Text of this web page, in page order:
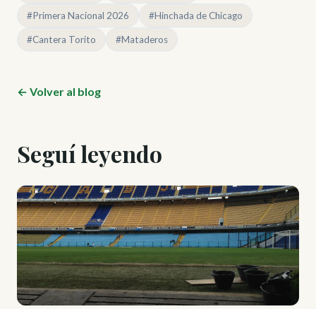
#Primera Nacional 2026 #Hinchada de Chicago
#Cantera Torito #Mataderos
← Volver al blog
Seguí leyendo